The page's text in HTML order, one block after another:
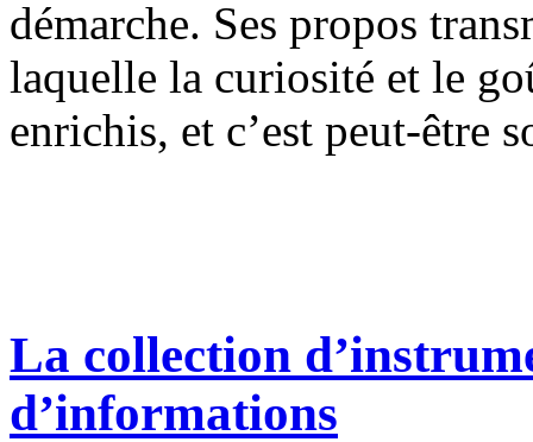
démarche. Ses propos
laquelle la curiosité et le
enrichis, et c’est peut-être
La collection
d’informations